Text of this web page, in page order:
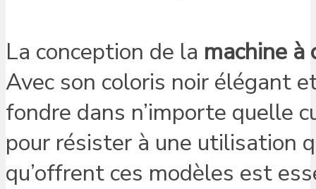
La conception de la machine à
Avec son coloris noir élégant
fondre dans n’importe quelle
pour résister à une utilisation
qu’offrent ces modèles est